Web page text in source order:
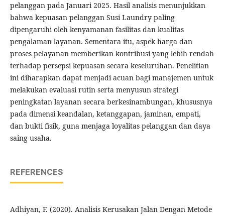
pelanggan pada Januari 2025. Hasil analisis menunjukkan
bahwa kepuasan pelanggan Susi Laundry paling
dipengaruhi oleh kenyamanan fasilitas dan kualitas
pengalaman layanan. Sementara itu, aspek harga dan
proses pelayanan memberikan kontribusi yang lebih rendah
terhadap persepsi kepuasan secara keseluruhan. Penelitian
ini diharapkan dapat menjadi acuan bagi manajemen untuk
melakukan evaluasi rutin serta menyusun strategi
peningkatan layanan secara berkesinambungan, khususnya
pada dimensi keandalan, ketanggapan, jaminan, empati,
dan bukti fisik, guna menjaga loyalitas pelanggan dan daya
saing usaha.
REFERENCES
Adhiyan, F. (2020). Analisis Kerusakan Jalan Dengan Metode